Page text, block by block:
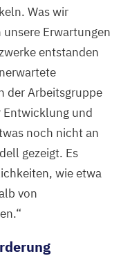
Was wir
Erwartungen
entstanden
der Arbeitsgruppe
und
noch nicht an
gezeigt. Es
wie etwa
von